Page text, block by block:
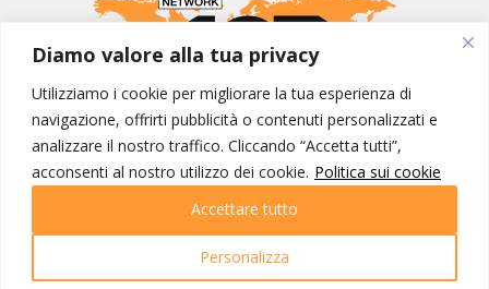
Diamo valore alla tua privacy
Utilizziamo i cookie per migliorare la tua esperienza di
navigazione, offrirti pubblicità o contenuti personalizzati e
analizzare il nostro traffico. Cliccando “Accetta tutti”,
acconsenti al nostro utilizzo dei cookie. Politica sui cookie
Personalizza
Accettare tutto
MONDO IOT VIAGGI
Corporate
Contatti
I NOSTRI PRODOTTI